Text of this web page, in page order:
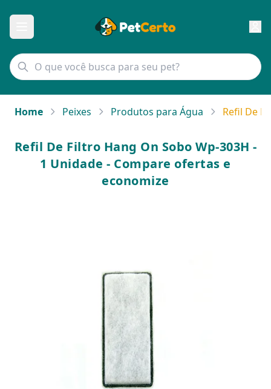
Home Peixes Produtos para Água Refil De
Refil De Filtro Hang On Sobo Wp-303H -
1 Unidade - Compare ofertas e
economize